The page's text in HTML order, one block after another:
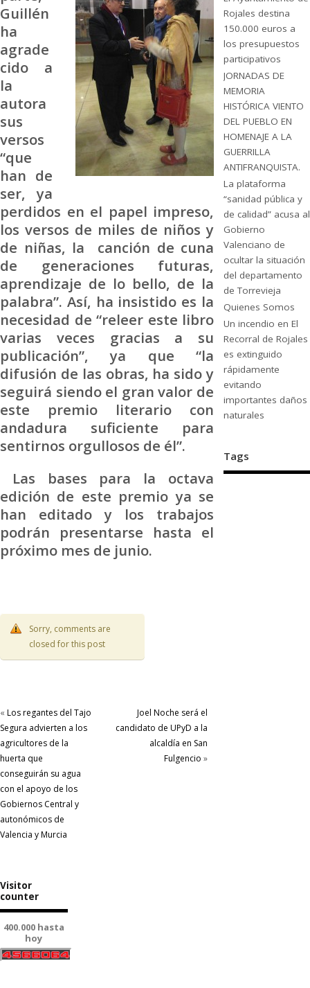
Guillén
ha
agrade
cido a
la
autora
sus
versos
“que
han de
ser, ya
perdidos en el papel impreso,
los versos de miles de niños y
de niñas, la canción de cuna
de generaciones futuras,
aprendizaje de lo bello, de la
palabra”. Así, ha insistido es la
necesidad de “releer este libro
varias veces gracias a su
publicación”, ya que “la
difusión de las obras, ha sido y
seguirá siendo el gran valor de
este premio literario con
andadura suficiente para
sentirnos orgullosos de él”.
Las bases para la octava
edición de este premio ya se
han editado y los trabajos
podrán presentarse hasta el
próximo mes de junio.
Sorry, comments are
closed for this post
« Los regantes del Tajo
Segura advierten a los
agricultores de la
huerta que
conseguirán su agua
con el apoyo de los
Gobiernos Central y
autonómicos de
Valencia y Murcia
Joel Noche será el
candidato de UPyD a la
alcaldía en San
Fulgencio »
Rojales destina
150.000 euros a
los presupuestos
participativos
JORNADAS DE
MEMORIA
HISTÓRICA VIENTO
DEL PUEBLO EN
HOMENAJE A LA
GUERRILLA
ANTIFRANQUISTA.
La plataforma
“sanidad pública y
de calidad” acusa al
Gobierno
Valenciano de
ocultar la situación
del departamento
de Torrevieja
Quienes Somos
Un incendio en El
Recorral de Rojales
es extinguido
rápidamente
evitando
importantes daños
naturales
Tags
Visitor
counter
400.000 hasta
hoy